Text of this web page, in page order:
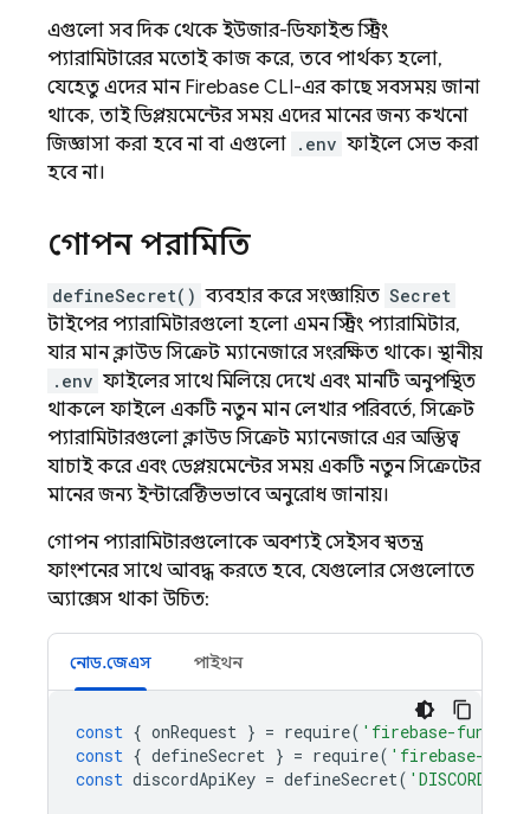
এগুলো সব দিক থেকে ইউজার-ডিফাইন্ড স্ট্রিং
প্যারামিটারের মতোই কাজ করে, তবে পার্থক্য হলো,
যেহেতু এদের মান Firebase CLI-এর কাছে সবসময় জানা
থাকে, তাই ডিপ্লয়মেন্টের সময় এদের মানের জন্য কখনো
জিজ্ঞাসা করা হবে না বা এগুলো .env ফাইলে সেভ করা
হবে না।
গোপন পরামিতি
defineSecret() ব্যবহার করে সংজ্ঞায়িত Secret
টাইপের প্যারামিটারগুলো হলো এমন স্ট্রিং প্যারামিটার,
যার মান ক্লাউড সিক্রেট ম্যানেজারে সংরক্ষিত থাকে। স্থানীয়
.env ফাইলের সাথে মিলিয়ে দেখে এবং মানটি অনুপস্থিত
থাকলে ফাইলে একটি নতুন মান লেখার পরিবর্তে, সিক্রেট
প্যারামিটারগুলো ক্লাউড সিক্রেট ম্যানেজারে এর অস্তিত্ব
যাচাই করে এবং ডেপ্লয়মেন্টের সময় একটি নতুন সিক্রেটের
মানের জন্য ইন্টারেক্টিভভাবে অনুরোধ জানায়।
গোপন প্যারামিটারগুলোকে অবশ্যই সেইসব স্বতন্ত্র
ফাংশনের সাথে আবদ্ধ করতে হবে, যেগুলোর সেগুলোতে
অ্যাক্সেস থাকা উচিত:
নোড.জেএস পাইথন
const { onRequest } = require( 'firebase-
const { defineSecret } = require( 'firebase-
const discordApiKey = defineSecret(